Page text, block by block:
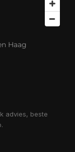
Haag
advies, beste